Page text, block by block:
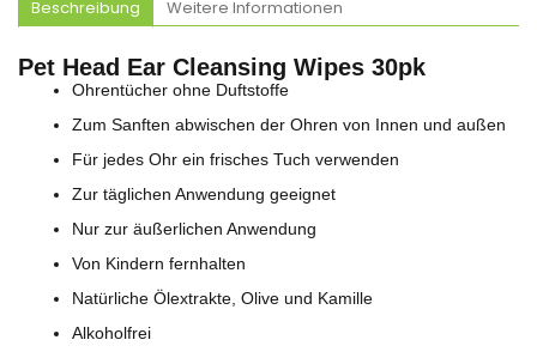
Beschreibung Weitere Informationen
Pet Head Ear Cleansing Wipes 30pk
Ohrentücher ohne Duftstoffe
Zum Sanften abwischen der Ohren von Innen und außen
Für jedes Ohr ein frisches Tuch verwenden
Zur täglichen Anwendung geeignet
Nur zur äußerlichen Anwendung
Von Kindern fernhalten
Natürliche Ölextrakte, Olive und Kamille
Alkoholfrei